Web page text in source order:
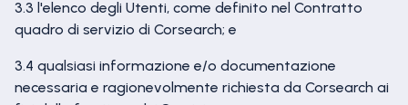
3.3 l'elenco degli Utenti, come definito nel Contratto
quadro di servizio di Corsearch; e
3.4 qualsiasi informazione e/o documentazione
necessaria e ragionevolmente richiesta da Corsearch ai